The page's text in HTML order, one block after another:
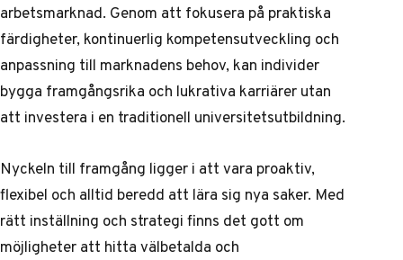
arbetsmarknad. Genom att fokusera på praktiska
färdigheter, kontinuerlig kompetensutveckling och
anpassning till marknadens behov, kan individer
bygga framgångsrika och lukrativa karriärer utan
att investera i en traditionell universitetsutbildning.
Nyckeln till framgång ligger i att vara proaktiv,
flexibel och alltid beredd att lära sig nya saker. Med
rätt inställning och strategi finns det gott om
möjligheter att hitta välbetalda och